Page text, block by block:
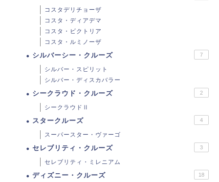
コスタデリチョーザ
コスタ・ディアデマ
コスタ・ビクトリア
コスタ・ルミノーザ
シルバーシー・クルーズ 7
シルバー・スピリット
シルバー・ディスカバラー
シークラウド・クルーズ 2
シークラウドⅡ
スタークルーズ 4
スーパースター・ヴァーゴ
セレブリティ・クルーズ 3
セレブリティ・ミレニアム
ディズニー・クルーズ 18